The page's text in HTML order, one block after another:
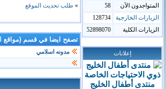
» طلب تحديث الموقع
تصفح ايضا في قسم (مواقع
مدونه اسلامي
المتواجدون الآن
58
الزيارات الخارجية
128734
الزيارات الكلية
52898070
إعلانات
منتدى أطفال الخليج